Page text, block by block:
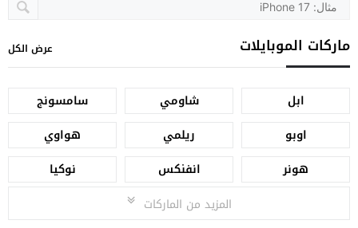
ماركات الموبايلات عرض الكل
ابل شاومي
سامسونج
اوبو
ريلمي
هواوي
هونر
انفنكس
نوكيا
المزيد من الماركات